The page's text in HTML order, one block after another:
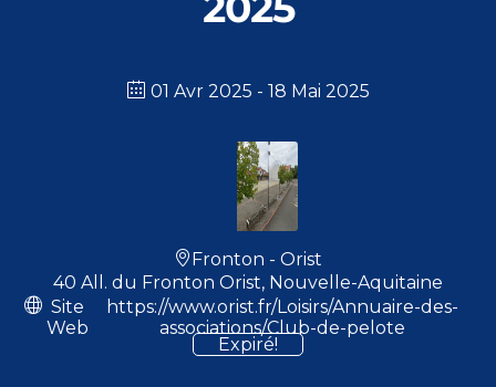
01 Avr 2025 - 18 Mai 2025
Expiré!
Fronton - Orist
40 All. du Fronton Orist, Nouvelle-Aquitaine
Site
Web
https://www.orist.fr/Loisirs/Annuaire-des-
associations/Club-de-pelote